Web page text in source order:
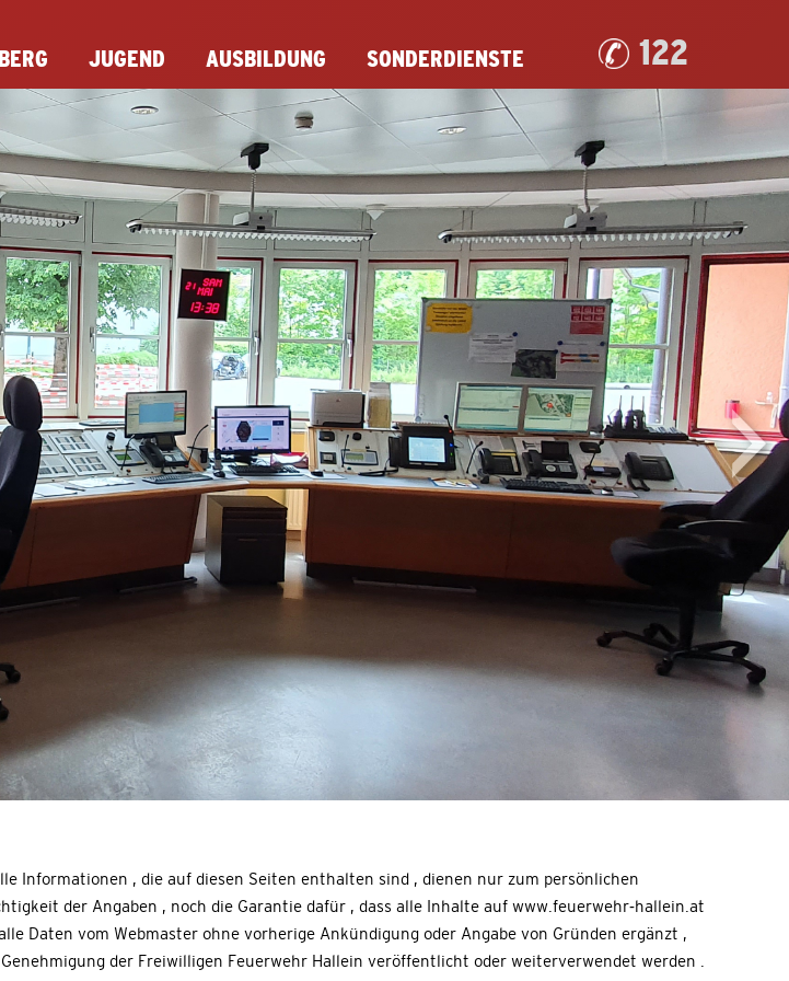
JUGEND AUSBILDUNG SONDERDIENSTE 122
Informationen , die auf diesen Seiten enthalten sind , dienen nur zum persönlichen
der Angaben , noch die Garantie dafür , dass alle Inhalte auf www.feuerwehr-hallein.at
vom Webmaster ohne vorherige Ankündigung oder Angabe von Gründen ergänzt ,
der Freiwilligen Feuerwehr Hallein veröffentlicht oder weiterverwendet werden .